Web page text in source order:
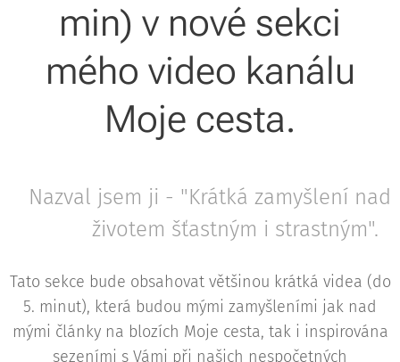
min) v nové sekci
mého video kanálu
Moje cesta.
Nazval jsem ji - "Krátká zamyšlení nad
životem šťastným i strastným".
Tato sekce bude obsahovat většinou krátká videa (do
5. minut), která budou mými zamyšleními jak nad
mými články na blozích Moje cesta, tak i inspirována
sezeními s Vámi při našich nespočetných